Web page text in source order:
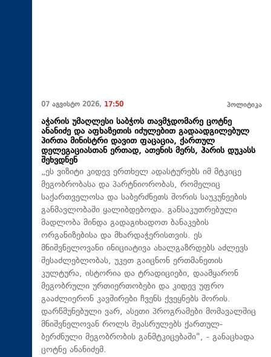
07 აგვისტო 2026, 17:50 პოლიტიკა
აჭარის უმაღლესი საბჭოს თავმჯდომარე ცოტნე
ანანიძე და აფხაზეთის იძულებით გადაადგილებულ
პირთა მინისტრი დავით ფაცაცია, ქართულ
დელეგაციასთან ერთად, ათენის მერს, ჰარის დუკასს
შეხვდნენ
„ეს ვიზიტი კიდევ ერთხელ ადასტურებს იმ მტკიცე
მეგობრობასა და პარტნიორობას, რომელიც
საქართველოსა და საბერძნეთს შორის საუკუნეების
განმავლობაში ყალიბდებოდა. განსაკუთრებული
მადლობა მინდა გადაგიხადოთ ბანაკების
ორგანიზებისა და მხარდაჭერისთვის. ეს
მნიშვნელოვანი ინიციატივა ახალგაზრდებს აძლევს
შესაძლებლობას, უკეთ გაიცნონ ერთმანეთის
კულტურა, ისტორია და ტრადიციები, დაამყარონ
მეგობრული ურთიერთობები და კიდევ უფრო
გააძლიერონ კავშირები ჩვენს ქვეყნებს შორის.
დარწმუნებული ვარ, ასეთი პროგრამები მომავალშიც
მნიშვნელოვან როლს შეასრულებს ქართულ-
ბერძნული მეგობრობის განმტკიცებაში", - განაცხადა
ცოტნე ანანიძემ.